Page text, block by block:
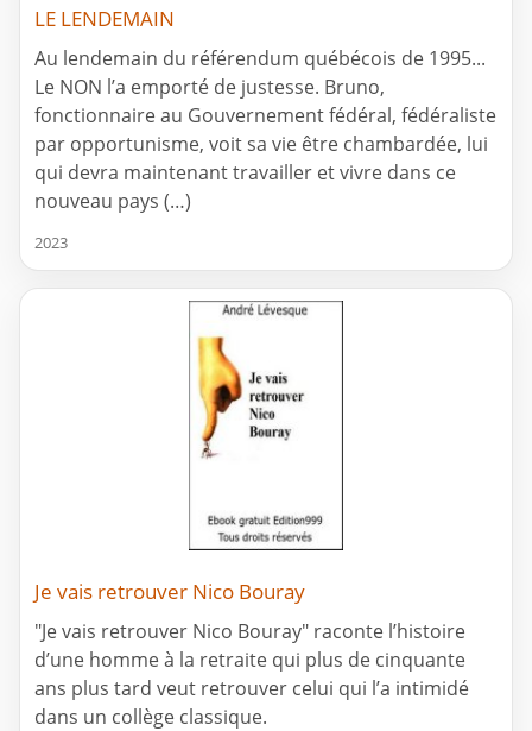
LE LENDEMAIN
Au lendemain du référendum québécois de 1995...
Le NON l’a emporté de justesse. Bruno,
fonctionnaire au Gouvernement fédéral, fédéraliste
par opportunisme, voit sa vie être chambardée, lui
qui devra maintenant travailler et vivre dans ce
nouveau pays (…)
2023
Je vais retrouver Nico Bouray
"Je vais retrouver Nico Bouray" raconte l’histoire
d’une homme à la retraite qui plus de cinquante
ans plus tard veut retrouver celui qui l’a intimidé
dans un collège classique.